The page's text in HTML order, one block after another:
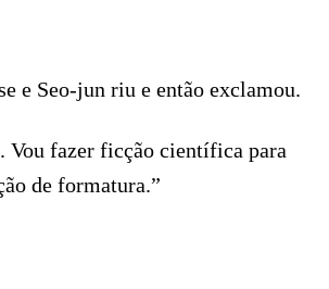
e Seo-jun riu e então exclamou.
Vou fazer ficção científica para
de formatura.”